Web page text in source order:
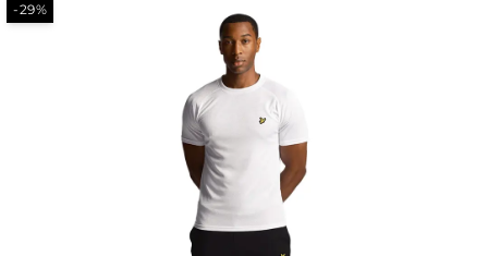
-29%